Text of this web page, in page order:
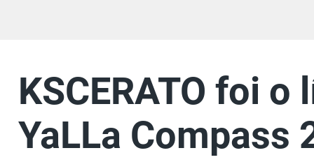
KSCERATO foi
YaLLa Compass